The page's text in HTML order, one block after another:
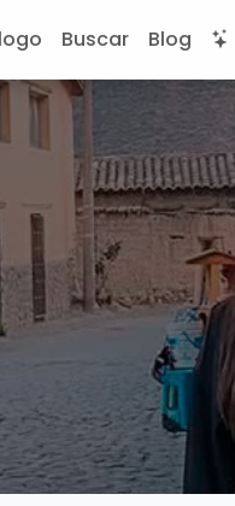
Buscar Blog